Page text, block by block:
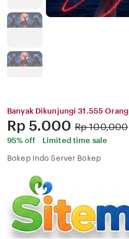
Banyak Dikunjungi 31.555
Price:
Rp 5.000 Original
Price:
Rp 100,000
95% off
Limited time sale
Bokep Indo Server Bokep